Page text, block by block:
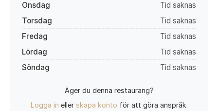
Onsdag
Tid saknas
Torsdag
Tid saknas
Fredag
Tid saknas
Lördag
Tid saknas
Söndag
Tid saknas
Äger du denna restaurang?
Logga in eller skapa konto för att göra anspråk.